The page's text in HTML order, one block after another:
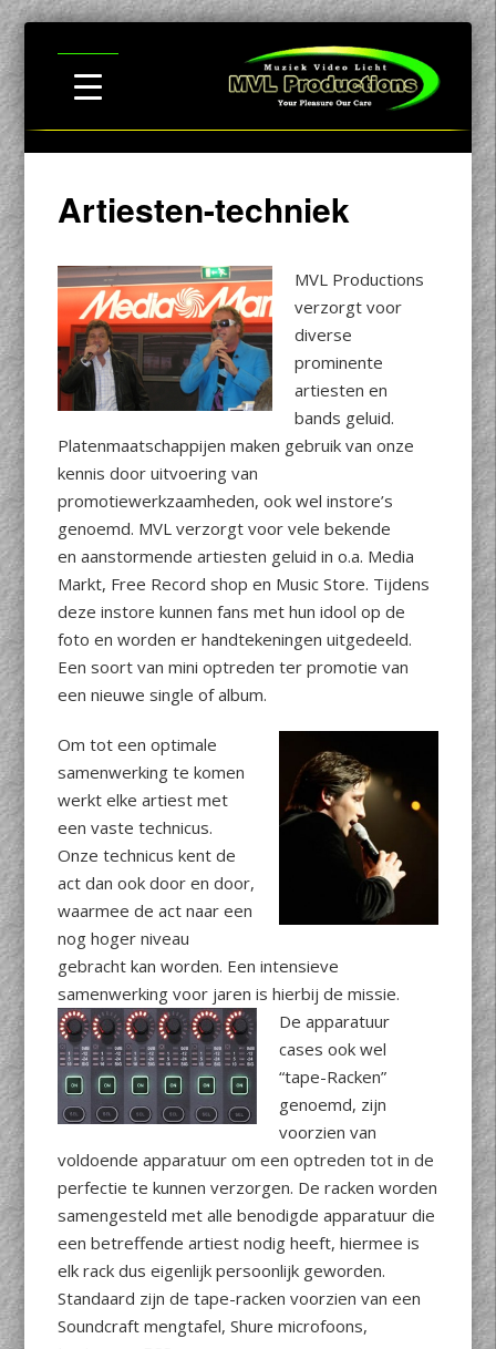
Artiesten-techniek
MVL Productions
verzorgt voor
diverse
prominente
artiesten en
bands geluid.
Platenmaatschappijen maken gebruik van onze
kennis door uitvoering van
promotiewerkzaamheden, ook wel instore’s
genoemd. MVL verzorgt voor vele bekende
en aanstormende artiesten geluid in o.a. Media
Markt, Free Record shop en Music Store. Tijdens
deze instore kunnen fans met hun idool op de
foto en worden er handtekeningen uitgedeeld.
Een soort van mini optreden ter promotie van
een nieuwe single of album.
Om tot een optimale
samenwerking te komen
werkt elke artiest met
een vaste technicus.
Onze technicus kent de
act dan ook door en door,
waarmee de act naar een
nog hoger niveau
gebracht kan worden. Een intensieve
samenwerking voor jaren is hierbij de missie.
De apparatuur
cases ook wel
“tape-Racken”
genoemd, zijn
voorzien van
voldoende apparatuur om een optreden tot in de
perfectie te kunnen verzorgen. De racken worden
samengesteld met alle benodigde apparatuur die
een betreffende artiest nodig heeft, hiermee is
elk rack dus eigenlijk persoonlijk geworden.
Standaard zijn de tape-racken voorzien van een
Soundcraft mengtafel, Shure microfoons,